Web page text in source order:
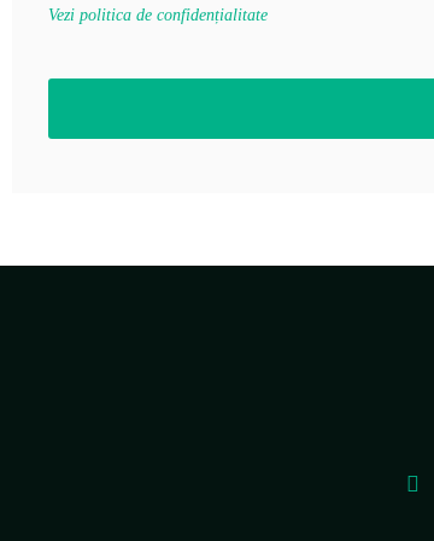
Vezi politica de confidențialitate